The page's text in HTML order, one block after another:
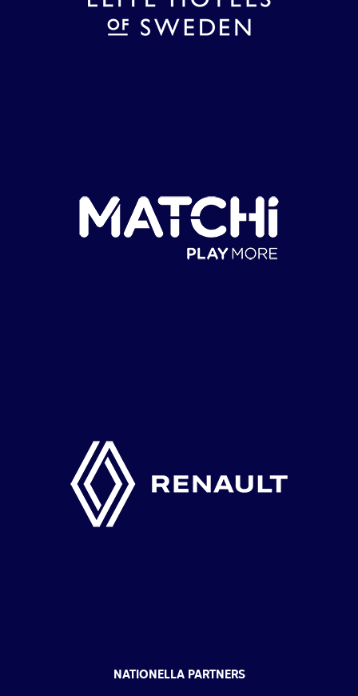
NATIONELLA PARTNERS